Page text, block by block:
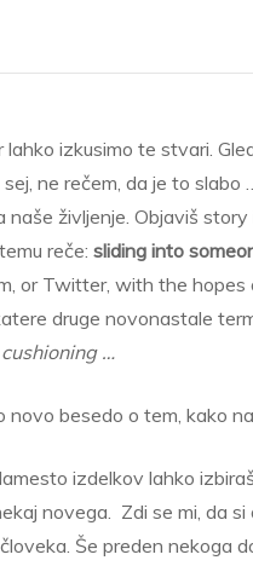
izkusimo te stvari.
ne rečem, da je to
življenje. Objaviš story
reče: sliding into
or Twitter, with the
druge novonastale
…
besedo o tem, kako
izdelkov lahko
novega. Zdi se mi, da
Še preden nekoga